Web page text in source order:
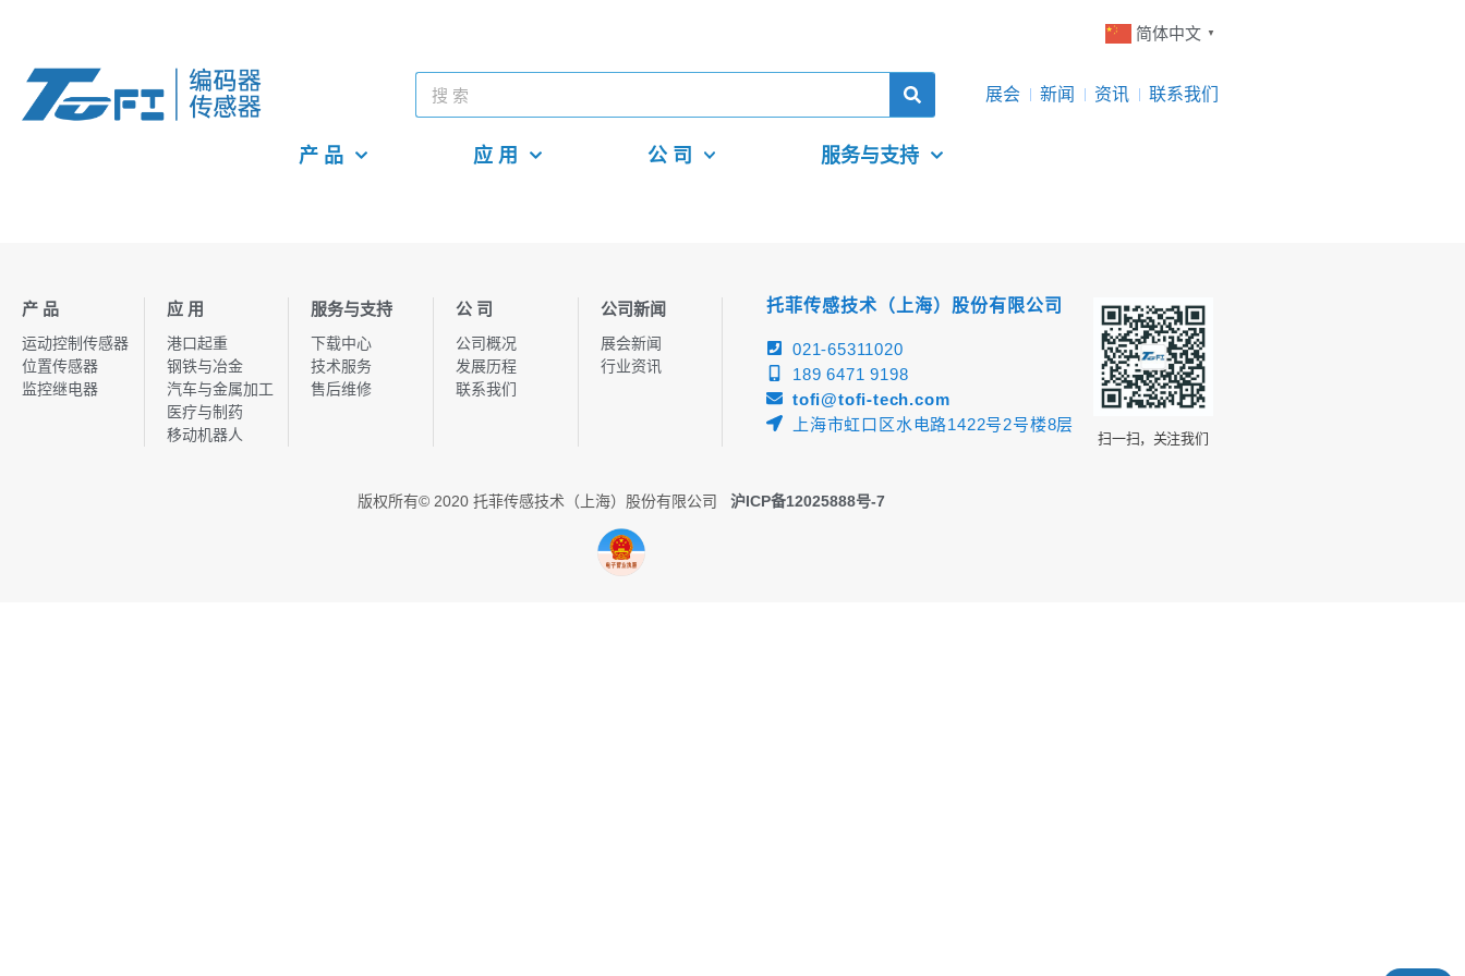
简体中文 ▼
展会 新闻 资讯 联系我们
产 品 应 用 公 司 服务与支持
产 品
运动控制传感器
位置传感器
监控继电器
应 用
港口起重
钢铁与冶金
汽车与金属加工
医疗与制药
移动机器人
服务与支持
下载中心
技术服务
售后维修
公 司
公司概况
发展历程
联系我们
公司新闻
展会新闻
行业资讯
托菲传感技术（上海）股份有限公司
021-65311020
189 6471 9198
tofi@tofi-tech.com
上海市虹口区水电路1422号2号楼8层
扫一扫，关注我们
版权所有© 2020 托菲传感技术（上海）股份有限公司 沪ICP备12025888号-7